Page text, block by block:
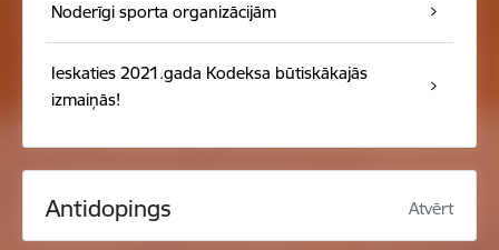
Noderīgi sporta organizācijām
Ieskaties 2021.gada Kodeksa būtiskākajās
izmaiņās!
Antidopings Atvērt